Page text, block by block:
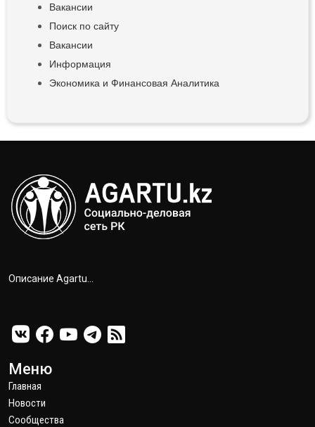
Вакансии
Поиск по сайту
Вакансии
Информация
Экономика и Финансовая Аналитика
Описание Agartu...
Меню
Главная
Новости
Сообщества